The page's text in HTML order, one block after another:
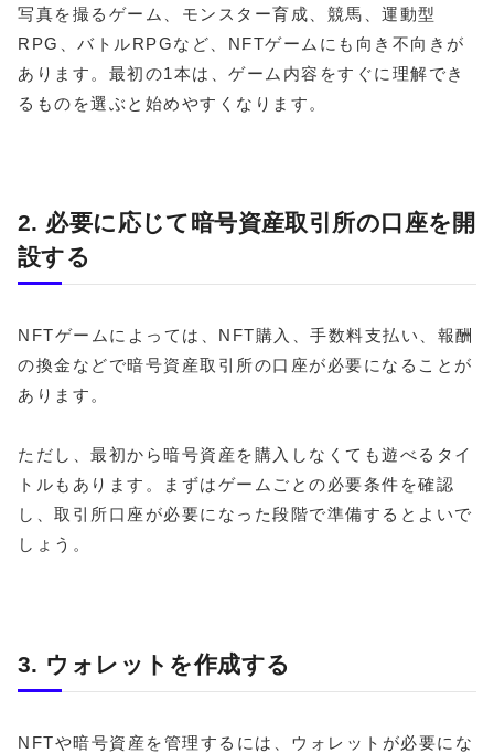
写真を撮るゲーム、モンスター育成、競馬、運動型
RPG、バトルRPGなど、NFTゲームにも向き不向きが
あります。最初の1本は、ゲーム内容をすぐに理解でき
るものを選ぶと始めやすくなります。
2. 必要に応じて暗号資産取引所の口座を開
設する
NFTゲームによっては、NFT購入、手数料支払い、報酬
の換金などで暗号資産取引所の口座が必要になることが
あります。
ただし、最初から暗号資産を購入しなくても遊べるタイ
トルもあります。まずはゲームごとの必要条件を確認
し、取引所口座が必要になった段階で準備するとよいで
しょう。
3. ウォレットを作成する
NFTや暗号資産を管理するには、ウォレットが必要にな